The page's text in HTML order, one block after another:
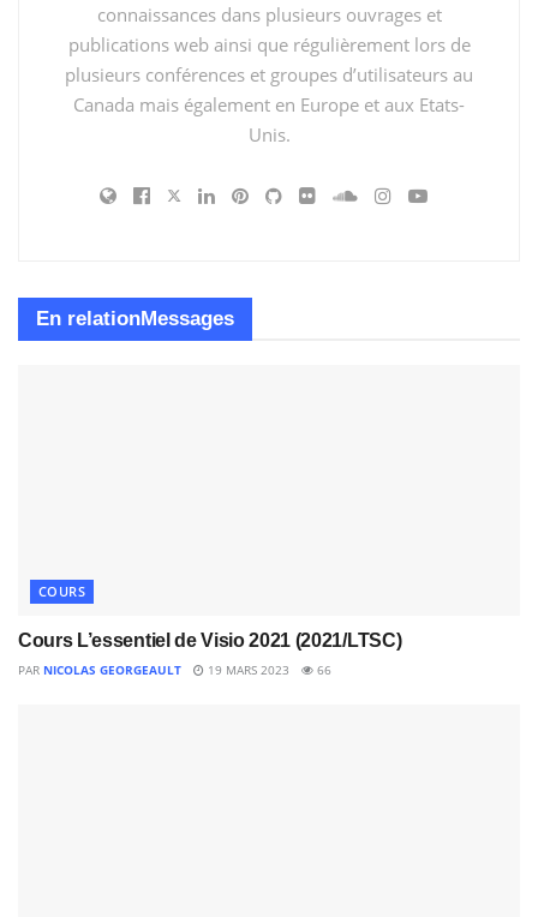
Bienvenue dans « L’essentiel de Visio 2019 »du
coursL’essentiel de Visio 2019par Nicolas
Georgeault
LinkedIn Learning Microsoft Visio Visio
connaissances dans plusieurs ouvrages et
publications web ainsi que régulièrement lors de
plusieurs conférences et groupes d’utilisateurs au
Canada mais également en Europe et aux Etats-
Unis.
En relationMessages
COURS
Cours L’essentiel de Visio 2021 (2021/LTSC)
PAR NICOLAS GEORGEAULT 19 MARS 2023 66